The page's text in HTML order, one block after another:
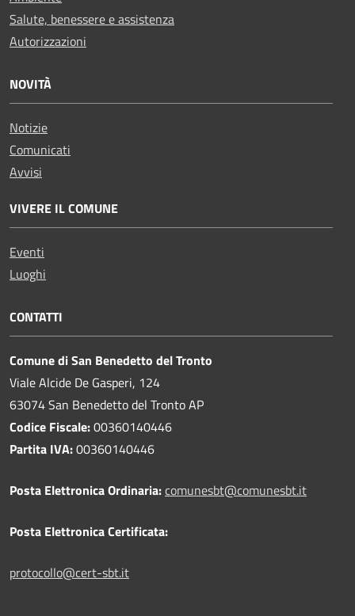
Salute, benessere e assistenza
Autorizzazioni
NOVITÀ
Notizie
Comunicati
Avvisi
VIVERE IL COMUNE
Eventi
Luoghi
CONTATTI
Comune di San Benedetto del Tronto
Viale Alcide De Gasperi, 124
63074 San Benedetto del Tronto AP
Codice Fiscale:00360140446
Partita IVA:00360140446
Posta Elettronica Ordinaria:comunesbt@comunesbt.it
Posta Elettronica Certificata:
protocollo@cert-sbt.it